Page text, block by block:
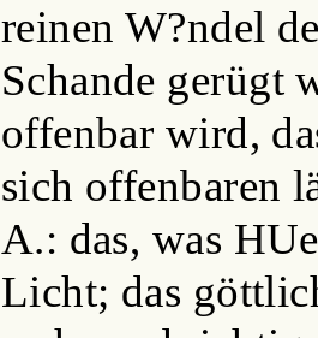
reinen W?ndel
Schande gerügt
offenbar wird,
sich offenbaren
A.: das, was
Licht; das